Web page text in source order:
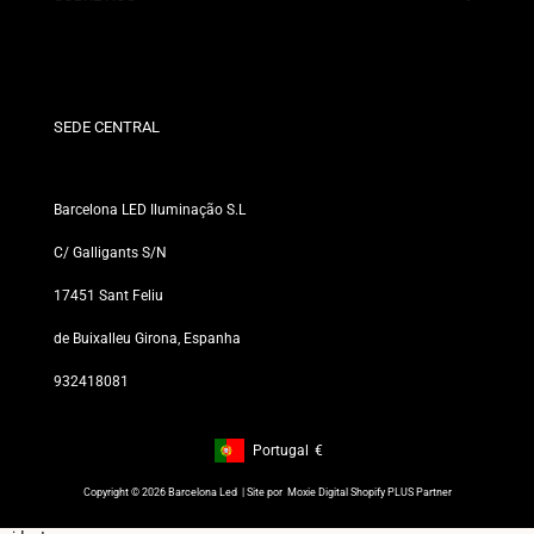
Nossas Lojas
SEDE CENTRAL
Barcelona LED Iluminação S.L
C/ Galligants S/N
17451 Sant Feliu
de Buixalleu Girona, Espanha
932418081
Footer: Portugal, €
Portugal €
Copyright © 2026 Barcelona Led | Site por Moxie Digital Shopify PLUS Partner